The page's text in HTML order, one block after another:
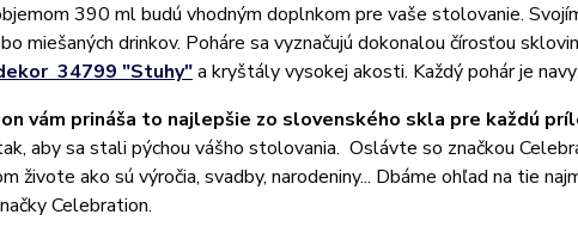
390 ml budú vhodným doplnkom pre vaše stolovanie.
miešaných drinkov. Poháre sa vyznačujú dokonalou čírosťou
34799 "Stuhy"a kryštály vysokej akosti. Každý pohár je
vám prináša to najlepšie zo slovenského skla pre každú
aby sa stali pýchou vášho stolovania. Oslávte so značkou
živote ako sú výročia, svadby, narodeniny... Dbáme ohľad na tie
Celebration.